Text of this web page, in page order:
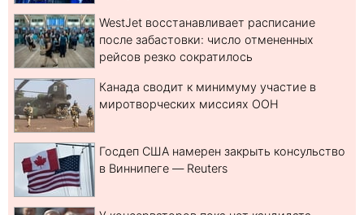
WestJet восстанавливает расписание
после забастовки: число отмененных
рейсов резко сократилось
Канада сводит к минимуму участие в
миротворческих миссиях ООН
Госдеп США намерен закрыть консульство
в Виннипеге — Reuters